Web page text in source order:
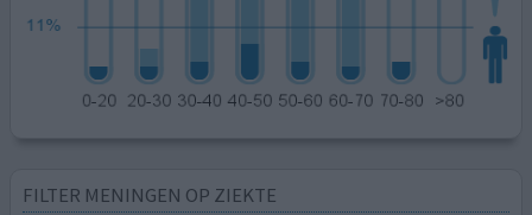
FILTER MENINGEN OP ZIEKTE